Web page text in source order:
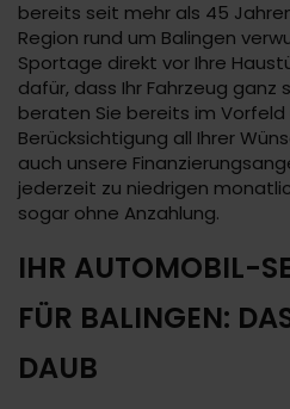
bereits seit mehr als 45
Region rund um Balingen
Sportage direkt vor Ihre
dafür, dass Ihr Fahrzeug ganz
beraten Sie bereits im
Berücksichtigung all Ihrer
auch unsere
jederzeit zu niedrigen
sogar ohne Anzahlung.
IHR AUTOMOBIL-
FÜR BALINGEN:
DAUB